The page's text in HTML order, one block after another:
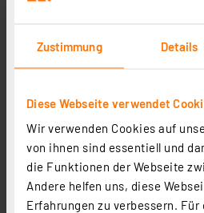
Zustimmung Details
Diese Webseite verwendet
Wir verwenden Cookies auf
von ihnen sind essentiell und
die Funktionen der Webseite
Andere helfen uns, diese
Erfahrungen zu verbessern. Für
LUXULA Tischleuchte JAR,
Artikel-Nr. 254302
2 3 4 5